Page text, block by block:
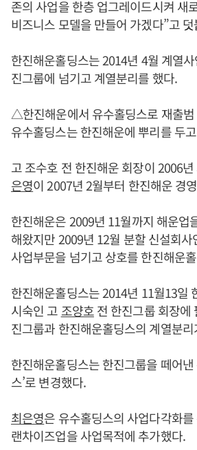
존의 사업을 한층 업그레이드시켜 새
비즈니스 모델을 만들어 가겠다”고
한진해운홀딩스는 2014년 4월 계열
진그룹에 넘기고 계열분리를 했다.
△한진해운에서 유수홀딩스로 재출범
유수홀딩스는 한진해운에 뿌리를 두
고 조수호 전 한진해운 회장이 2006
은영이 2007년 2월부터 한진해운 경
한진해운은 2009년 11월까지 해운업
해왔지만 2009년 12월 분할 신설회
사업부문을 넘기고 상호를 한진해운
한진해운홀딩스는 2014년 11월13일
시숙인 고 조양호전 한진그룹 회장에
진그룹과 한진해운홀딩스의 계열분
한진해운홀딩스는 한진그룹을 떼어낸
스’로 변경했다.
최은영은 유수홀딩스의 사업다각화
랜차이즈업을 사업목적에 추가했다.